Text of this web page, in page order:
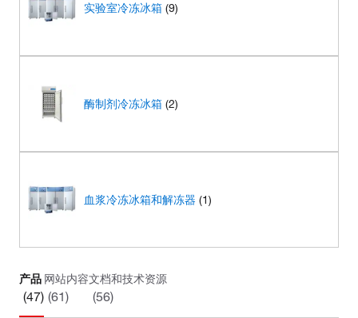
实验室冷冻冰箱 (9)
酶制剂冷冻冰箱 (2)
血浆冷冻冰箱和解冻器 (1)
产品
(47)
网站内容
(61)
文档和技术资源
(56)